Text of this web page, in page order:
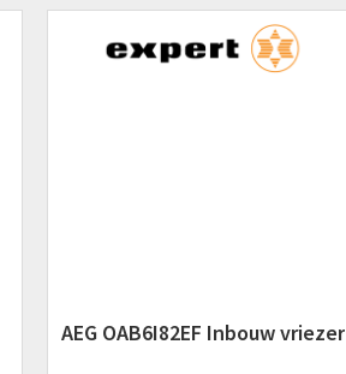
AEG OAB6I82EF Inbouw vriezer